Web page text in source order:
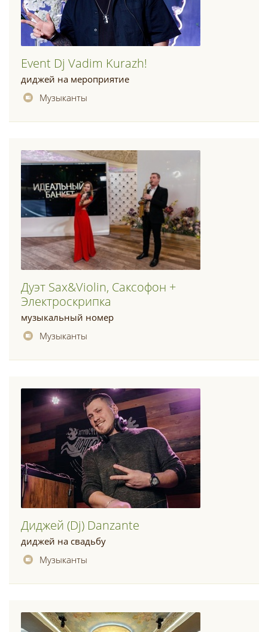
Event Dj Vadim Kurazh!
диджей на мероприятие
Музыканты
Дуэт Sax&violin, Саксофон +
Электроскрипка
музыкальный номер
Музыканты
Диджей (dj) Danzante
диджей на свадьбу
Музыканты